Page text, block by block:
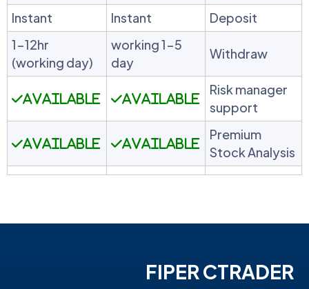
Deposit
Instant
Instant
Withdraw
1-5 working
day
1-12hr
(working day)
Risk manager
support
Available
Available
Premium
Stock Analysis
Available
Available
FIPER CTRADER